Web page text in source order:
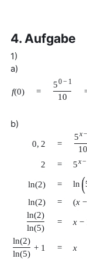
4. Aufgabe
1)
a)
f(0) =
50− 1
10
b)
0, 2 =
5x−
10
2 = 5x−
ln(2) = ln (
ln(2) = (x −
ln(2)
ln(5)
= x −
ln(2)
ln(5)
+ 1 =
x